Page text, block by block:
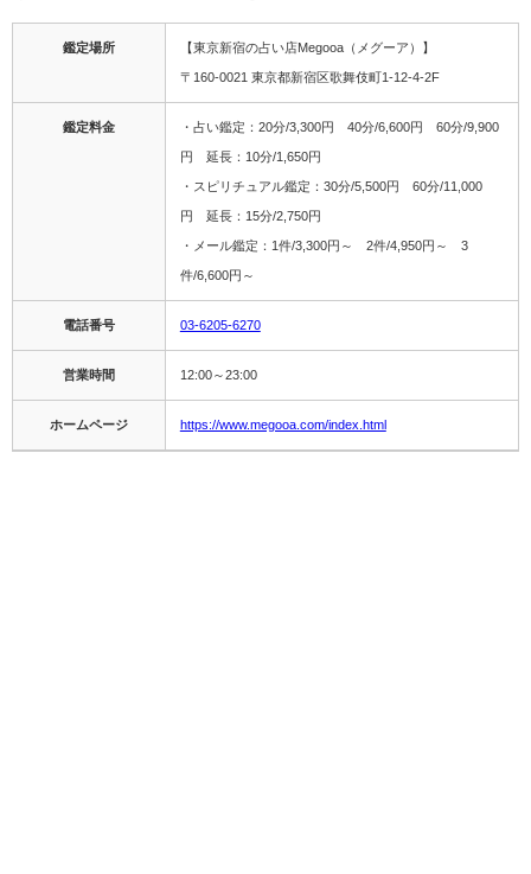
鑑定場所 【東京新宿の占い店Megooa（メグーア）】
〒160-0021 東京都新宿区歌舞伎町1-12-4-2F
鑑定料金 ・占い鑑定：20分/3,300円 40分/6,600円 60分/9,900
円 延長：10分/1,650円
・スピリチュアル鑑定：30分/5,500円 60分/11,000
円 延長：15分/2,750円
・メール鑑定：1件/3,300円～ 2件/4,950円～ 3
件/6,600円～
電話番号 03-6205-6270
営業時間 12:00～23:00
ホームページ https://www.megooa.com/index.html